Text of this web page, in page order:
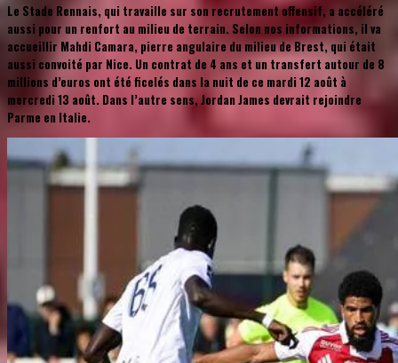
Le Stade Rennais, qui travaille sur son recrutement offensif, a accéléré
aussi pour un renfort au milieu de terrain. Selon nos informations, il va
accueillir Mahdi Camara, pierre angulaire du milieu de Brest, qui était
aussi convoité par Nice. Un contrat de 4 ans et un transfert autour de 8
millions d’euros ont été ficelés dans la nuit de ce mardi 12 août à
mercredi 13 août. Dans l’autre sens, Jordan James devrait rejoindre
Parme en Italie.